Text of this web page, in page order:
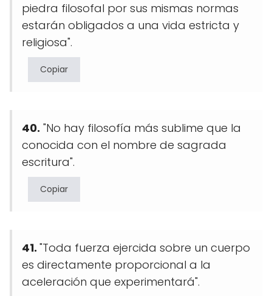
piedra filosofal por sus mismas normas
estarán obligados a una vida estricta y
religiosa".
Copiar
40. "No hay filosofía más sublime que la
conocida con el nombre de sagrada
escritura".
Copiar
41. "Toda fuerza ejercida sobre un cuerpo
es directamente proporcional a la
aceleración que experimentará".